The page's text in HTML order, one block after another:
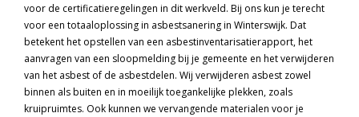
voor de certificatieregelingen in dit werkveld. Bij ons kun je terecht
voor een totaaloplossing in asbestsanering in Winterswijk. Dat
betekent het opstellen van een asbestinventarisatierapport, het
aanvragen van een sloopmelding bij je gemeente en het verwijderen
van het asbest of de asbestdelen. Wij verwijderen asbest zowel
binnen als buiten en in moeilijk toegankelijke plekken, zoals
kruipruimtes. Ook kunnen we vervangende materialen voor je